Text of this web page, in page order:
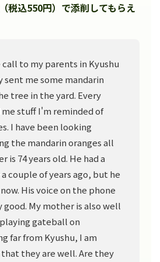
税込550円）で添削してもらえ
call to my parents in Kyushu
sent me some mandarin
tree in the yard. Every
stuff I'm reminded of
I have been looking
the mandarin oranges all
is 74 years old. He had a
couple of years ago, but he
His voice on the phone
My mother is also well
gateball on
far from Kyushu, I am
they are well. Are they